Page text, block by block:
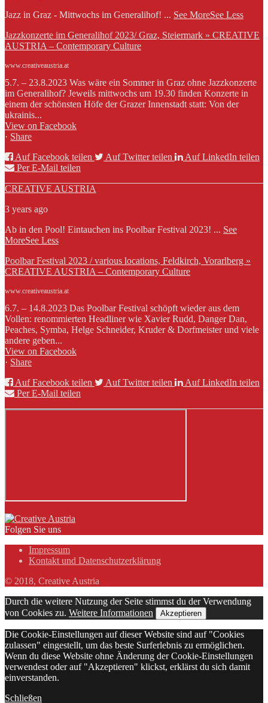
Jazz in Graz - Mittwochs im Generalihof! ... See MoreSee Less
Jazzkonzerte im Generalihof 2023/ Graz, Steiermark » CREATIVE
AUSTRIA – Contemporary Culture
www.creativeaustria.at
5.7. – 23.8.2023 Was wäre ein Sommer in Graz ohne Jazzkonzerte
im Generalihof? Jeweils mittwochs um 19.30 finden Konzerte in
einem der schönsten Höfe der Grazer Innenstadt statt: Von der
ukrainis...
View on Facebook
· Share
Auf Facebook teilen
Auf Twitter teilen
Auf LinkedIn teilen
Per E-Mail teilen
CREATIVE AUSTRIA
3 years ago
Ab in den Pool! Eintauchen ins Poolbar Festival 2023! ... See
MoreSee Less
Poolbar Festival 2023 / various locations, Feldkirch, Vorarlberg »
CREATIVE AUSTRIA – Contemporary Culture
www.creativeaustria.at
6.7. – 14.8.2023 Das Poolbar Festival schöpft wieder aus dem
Vollen: renommierten Headliner wie Xavier Rudd, Danger Dan,
Peaches, Symba, Helge Schneider, Kruder & Dorfmeister und viele
andere geben...
View on Facebook
· Share
Auf Facebook teilen
Auf Twitter teilen
Auf LinkedIn teilen
Per E-Mail teilen
Folgen Sie uns
Impressum
Kontakt und Datenschutzerklärung
© 2018, Creative Austria
Durch die weitere Nutzung der Seite stimmst du der Verwendung
von Cookies zu. Weitere Informationen Akzeptieren
Die Cookie-Einstellungen auf dieser Website sind auf "Cookies
zulassen" eingestellt, um das beste Surferlebnis zu ermöglichen.
Wenn du diese Website ohne Änderung der Cookie-Einstellungen
verwendest oder auf "Akzeptieren" klickst, erklärst du sich damit
einverstanden.
Schließen